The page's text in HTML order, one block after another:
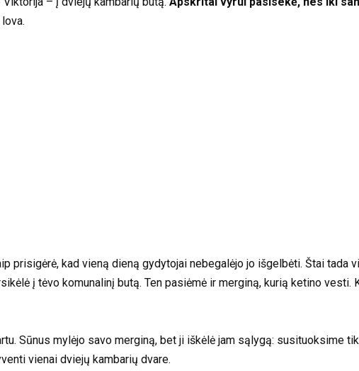
prisigėrė, kad vieną dieną gydytojai nebegalėjo jo išgelbėti. Štai tada
į tėvo komunalinį butą. Ten pasiėmė ir merginą, kurią ketino vesti.
Sūnus mylėjo savo merginą, bet ji iškėlė jam sąlygą: susituoksime
vienai dviejų kambarių dvare.